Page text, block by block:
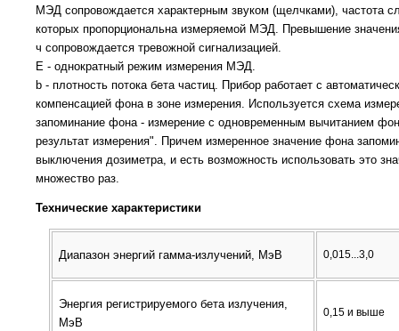
МЭД сопровождается характерным звуком (щелчками), частота
которых пропорциональна измеряемой МЭД. Превышение
ч сопровождается тревожной сигнализацией.
E - однократный режим измерения МЭД.
b - плотность потока бета частиц. Прибор работает с
компенсацией фона в зоне измерения. Используется схема
запоминание фона - измерение с одновременным вычитанием
результат измерения". Причем измеренное значение фона
выключения дозиметра, и есть возможность использовать это
множество раз.
Технические характеристики
Диапазон энергий гамма-излучений, МэВ 0,015...3,0
Энергия регистрируемого бета излучения,
МэВ
0,15 и выше